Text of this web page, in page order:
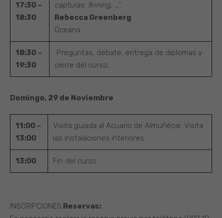
17:30 –
18:30
capturas, finning, …”
Rebecca Greenberg
Oceana
18:30 –
19:30
Preguntas, debate, entrega de diplomas y
cierre del curso, …
Domingo, 29 de Noviembre
11:00 –
13:00
Visita guiada al Acuario de Almuñécar. Visita
las instalaciones interiores
13:00 Fin del curso
INSCRIPCIONES:Reservas: